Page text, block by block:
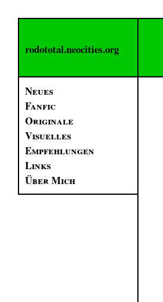
rodototal.neocities.org
Neues
Fanfic
Originale
Visuelles
Empfehlungen
Links
Über Mich